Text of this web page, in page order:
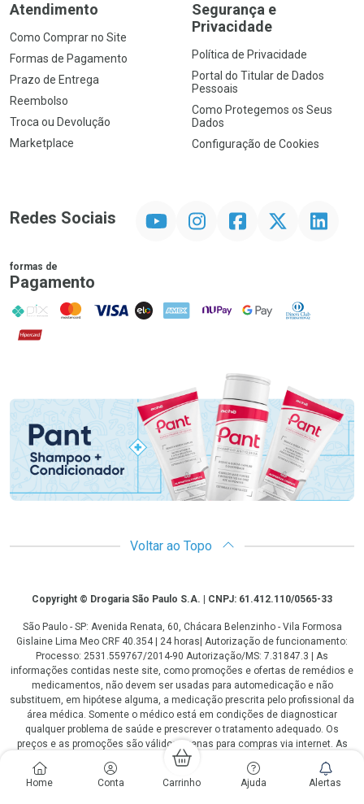
Home Conta Carrinho Ajuda Alertas
Atendimento
Como Comprar no Site
Formas de Pagamento
Prazo de Entrega
Reembolso
Troca ou Devolução
Marketplace
Segurança e
Privacidade
Política de Privacidade
Portal do Titular de Dados
Pessoais
Como Protegemos os Seus
Dados
Configuração de Cookies
Redes Sociais InstagramFacebookTwitter Linkedin
formas de
Pagamento
PIX MasterCard
VISA ELO AMEX NuPay Google PayDiners Club
Hipercard
Voltar ao Topo
CopyrightCopyright © Drogaria São Paulo S.A. | CNPJ: 61.412.110/0565-33
São Paulo - SP: Avenida Renata, 60, Chácara Belenzinho - Vila Formosa
Gislaine Lima Meo CRF 40.354 | 24 horas| Autorização de funcionamento:
Processo: 2531.559767/2014-90 Autorização/MS: 7.31847.3 | As
informações contidas neste site, como promoções e ofertas de remédios e
medicamentos, não devem ser usadas para automedicação e não
substituem, em hipótese alguma, a medicação prescrita pelo profissional da
área médica. Somente o médico está em condições de diagnosticar
qualquer problema de saúde e prescrever o tratamento adequado. Os
preços e as promoções são válidos apenas para compras via internet. As
fotos contidas em nosso site são meramente ilustrativas. *Preços e
disponibilidade sujeitos a alterações no decorrer do dia. Antibióticos e
antimicrobianos vendas apenas em lojas físicas ou televendas. Portaria nº